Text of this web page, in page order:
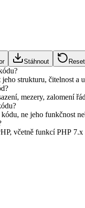
Stáhnout
strukturu, čitelnost
mezery, zalomení
ne jeho funkčnost
včetně funkcí PHP